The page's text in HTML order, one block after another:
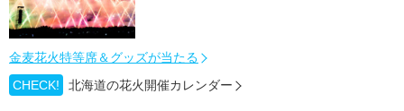
金麦花火特等席＆グッズが当たる
CHECK!
北海道の花火開催カレンダー